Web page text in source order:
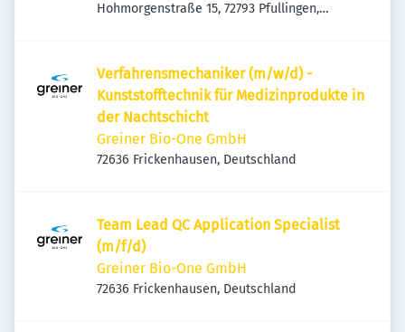
Hohmorgenstraße 15, 72793 Pfullingen,
Verfahrensmechaniker (m/w/d) -
Kunststofftechnik für Medizinprodukte in
der Nachtschicht
Greiner Bio-One GmbH
72636 Frickenhausen, Deutschland
Team Lead QC Application Specialist
(m/f/d)
Greiner Bio-One GmbH
72636 Frickenhausen, Deutschland